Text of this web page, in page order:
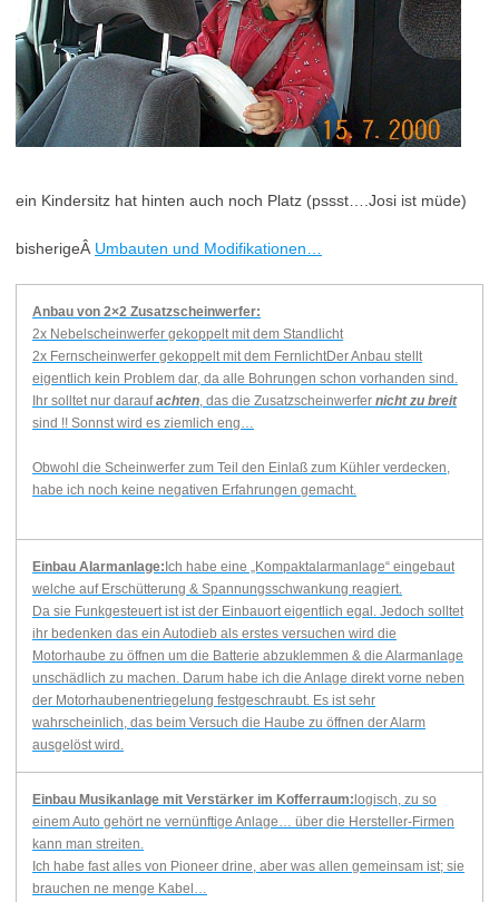
ein Kindersitz hat hinten auch noch Platz (pssst….Josi ist müde)
bisherigeÂ Umbauten und Modifikationen…
Anbau von 2×2 Zusatzscheinwerfer:
2x Nebelscheinwerfer gekoppelt mit dem Standlicht
2x Fernscheinwerfer gekoppelt mit dem FernlichtDer Anbau stellt
eigentlich kein Problem dar, da alle Bohrungen schon vorhanden sind.
Ihr solltet nur daraufachten, das die Zusatzscheinwerfer nicht zu breit
sind !! Sonnst wird es ziemlich eng…
Obwohl die Scheinwerfer zum Teil den Einlaß zum Kühler verdecken,
habe ich noch keine negativen Erfahrungen gemacht.
Einbau Alarmanlage: Ich habe eine „Kompaktalarmanlage“ eingebaut
welche auf Erschütterung & Spannungsschwankung reagiert.
Da sie Funkgesteuert ist ist der Einbauort eigentlich egal. Jedoch solltet
ihr bedenken das ein Autodieb als erstes versuchen wird die
Motorhaube zu öffnen um die Batterie abzuklemmen & die Alarmanlage
unschädlich zu machen. Darum habe ich die Anlage direkt vorne neben
der Motorhaubenentriegelung festgeschraubt. Es ist sehr
wahrscheinlich, das beim Versuch die Haube zu öffnen der Alarm
ausgelöst wird.
Einbau Musikanlage mit Verstärker im Kofferraum: logisch, zu so
einem Auto gehört ne vernünftige Anlage… über die Hersteller-Firmen
kann man streiten.
Ich habe fast alles von Pioneer drine, aber was allen gemeinsam ist; sie
brauchen ne menge Kabel…